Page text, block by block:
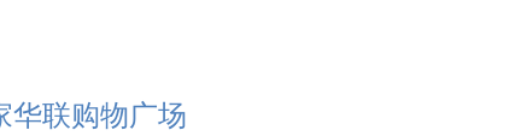
华联购物广场